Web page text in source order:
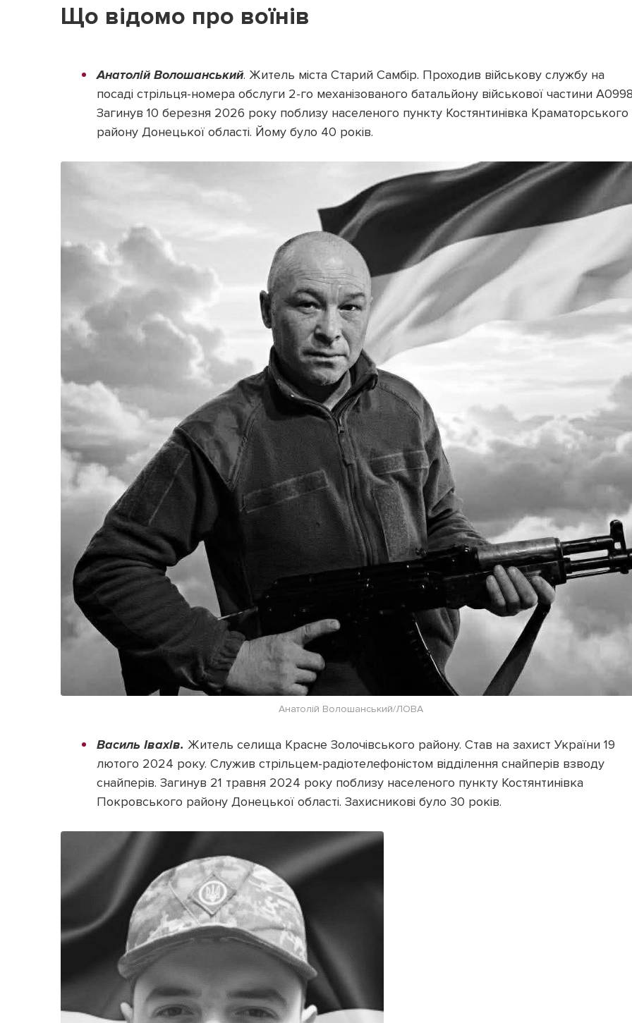
Що відомо про воїнів
Анатолій Волошанський. Житель міста Старий Самбір. Проходив військову службу на
посаді стрільця-номера обслуги 2-го механізованого батальйону військової частини
Загинув 10 березня 2026 року поблизу населеного пункту Костянтинівка Краматорського
району Донецької області. Йому було 40 років.
Анатолій Волошанський/ЛОВА
Василь Івахів. Житель селища Красне Золочівського району. Став на захист України 19
лютого 2024 року. Служив стрільцем-радіотелефоністом відділення снайперів взводу
снайперів. Загинув 21 травня 2024 року поблизу населеного пункту Костянтинівка
Покровського району Донецької області. Захисникові було 30 років.